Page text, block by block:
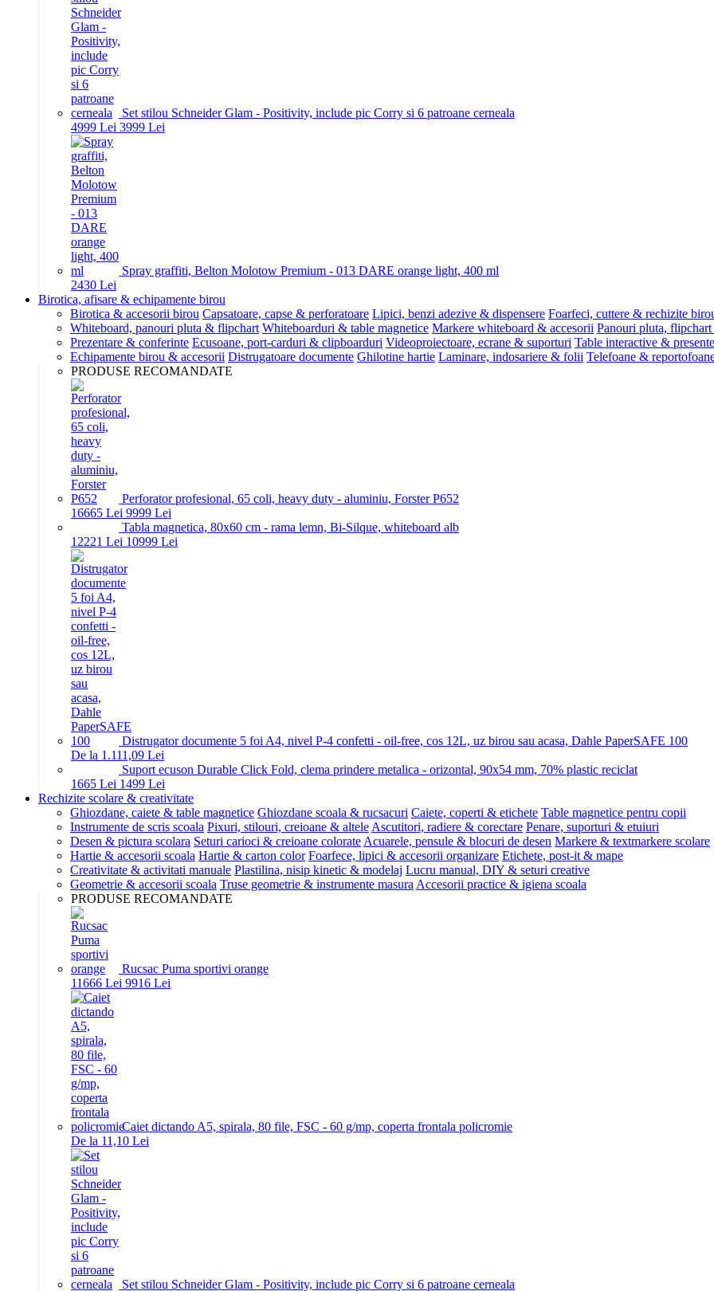
Set stilou Schneider Glam - Positivity, include pic Corry si 6 patroane cerneala
4999 Lei 3999 Lei
Spray graffiti, Belton Molotow Premium - 013 DARE orange light, 400 ml
2430 Lei
Birotica, afisare & echipamente birou
Birotica & accesorii birou Capsatoare, capse & perforatoare Lipici, benzi adezive & dispensere Foarfeci, cuttere & rechizite
Whiteboard, panouri pluta & flipchart Whiteboarduri & table magnetice Markere whiteboard & accesorii Panouri pluta,
Prezentare & conferinte Ecusoane, port-carduri & clipboarduri Videoproiectoare, ecrane & suporturi Table interactive &
Echipamente birou & accesorii Distrugatoare documente Ghilotine hartie Laminare, indosariere & folii Telefoane &
PRODUSE RECOMANDATE
Perforator profesional, 65 coli, heavy duty - aluminiu, Forster P652
16665 Lei 9999 Lei
Tabla magnetica, 80x60 cm - rama lemn, Bi-Silque, whiteboard alb
12221 Lei 10999 Lei
Distrugator documente 5 foi A4, nivel P-4 confetti - oil-free, cos 12L, uz birou sau acasa, Dahle PaperSAFE 100
De la 1.111,09 Lei
Suport ecuson Durable Click Fold, clema prindere metalica - orizontal, 90x54 mm, 70% plastic reciclat
1665 Lei 1499 Lei
Rechizite scolare & creativitate
Ghiozdane, caiete & table magnetice Ghiozdane scoala & rucsacuri Caiete, coperti & etichete Table magnetice pentru copii
Instrumente de scris scoala Pixuri, stilouri, creioane & altele Ascutitori, radiere & corectare Penare, suporturi & etuiuri
Desen & pictura scolara Seturi carioci & creioane colorate Acuarele, pensule & blocuri de desen Markere & textmarkere scolare
Hartie & accesorii scoala Hartie & carton color Foarfece, lipici & accesorii organizare Etichete, post-it & mape
Creativitate & activitati manuale Plastilina, nisip kinetic & modelaj Lucru manual, DIY & seturi creative
Geometrie & accesorii scoala Truse geometrie & instrumente masura Accesorii practice & igiena scoala
PRODUSE RECOMANDATE
Rucsac Puma sportivi orange
11666 Lei 9916 Lei
Caiet dictando A5, spirala, 80 file, FSC - 60 g/mp, coperta frontala policromie
De la 11,10 Lei
Set stilou Schneider Glam - Positivity, include pic Corry si 6 patroane cerneala